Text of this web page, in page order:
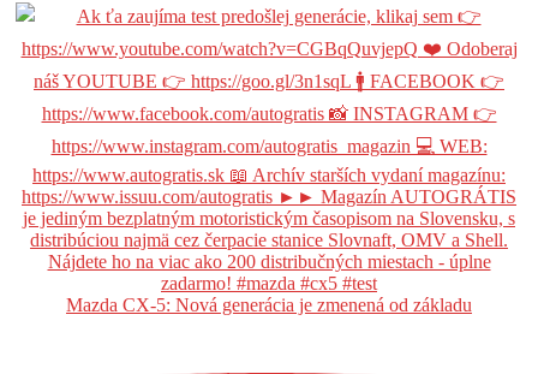
Mazda CX-5: Nová generácia je zmenená od základu